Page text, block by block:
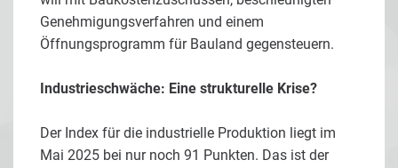
Genehmigungsverfahren und einem
Öffnungsprogramm für Bauland gegensteuern.
Industrieschwäche: Eine strukturelle Krise?
Der Index für die industrielle Produktion liegt im
Mai 2025 bei nur noch 91 Punkten. Das ist der